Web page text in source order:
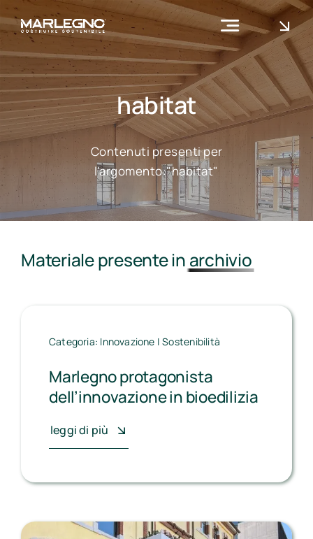
Skip
to
content
Toggle
Navigation
Azienda
Cosa facciamo
Contatti
habitat
Contenuti presenti per
l'argomento:"habitat"
Materiale presente in archivio
Ott
Categoria: Innovazione |Sostenibilità
Marlegno protagonista
dell’innovazione in bioedilizia
leggi di più